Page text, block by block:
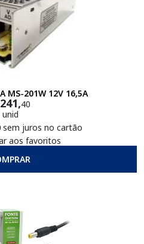
MS-201W 12V 16,5A
241,40
unid
sem juros no cartão
aos favoritos